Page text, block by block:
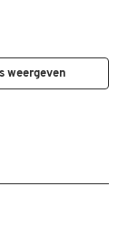
weergeven